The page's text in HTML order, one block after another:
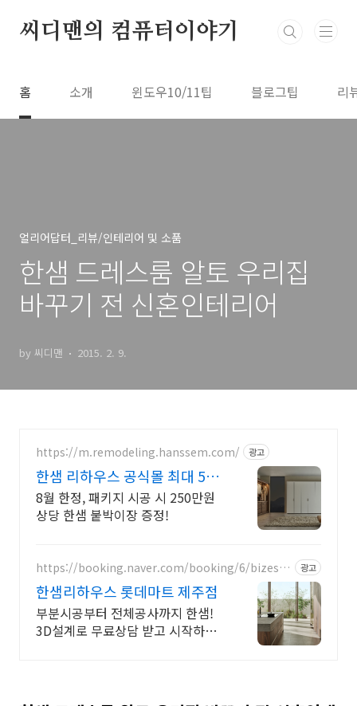
씨디맨의 컴퓨터이야기
홈 소개 윈도우10/11팁 블로그팁 리
얼리어답터_리뷰/인테리어 및 소품
한샘 드레스룸 알토 우리집
바꾸기 전 신혼인테리어
by 씨디맨 2015. 2. 9.
https://m.remodeling.hanssem.com/ 광고
한샘 리하우스 공식몰 최대 500
만원 혜택
8월 한정, 패키지 시공 시 250만원
상당 한샘 붙박이장 증정!
https://booking.naver.com/booking/6/bizes/5
광고
한샘리하우스 롯데마트 제주점
부분시공부터 전체공사까지 한샘!
3D설계로 무료상담 받고 시작하세